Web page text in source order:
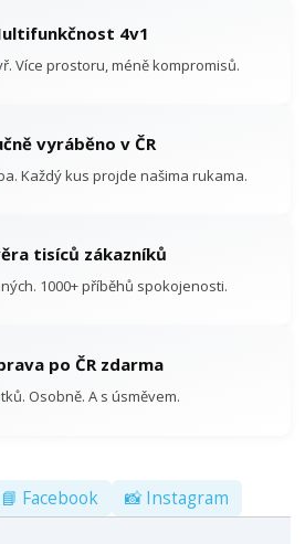
4v1
Více prostoru, méně kompromisů.
vyráběno v ČR
Každý kus projde našima rukama.
tisíců zákazníků
1000+ příběhů spokojenosti.
po ČR zdarma
Osobně. A s úsměvem.
📘 Facebook 📸 Instagram